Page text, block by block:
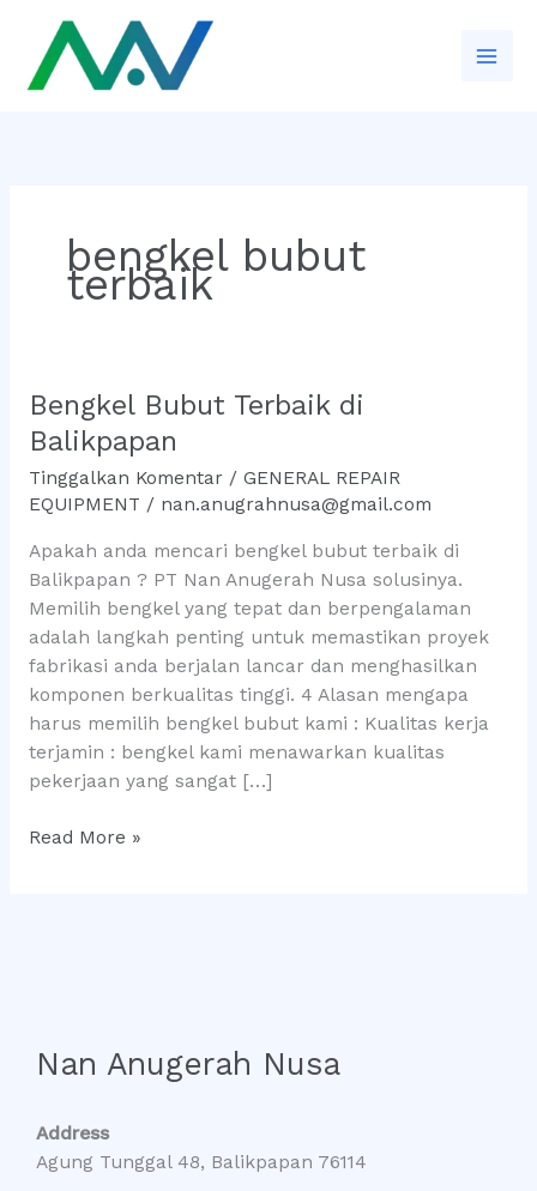
konten
bengkel bubut
terbaik
Bengkel Bubut Terbaik di
Balikpapan
Tinggalkan Komentar / GENERAL REPAIR
EQUIPMENT / nan.anugrahnusa@gmail.com
Apakah anda mencari bengkel bubut terbaik di
Balikpapan ? PT Nan Anugerah Nusa solusinya.
Memilih bengkel yang tepat dan berpengalaman
adalah langkah penting untuk memastikan proyek
fabrikasi anda berjalan lancar dan menghasilkan
komponen berkualitas tinggi. 4 Alasan mengapa
harus memilih bengkel bubut kami : Kualitas kerja
terjamin : bengkel kami menawarkan kualitas
pekerjaan yang sangat […]
Bengkel
Bubut
Terbaik
di
Balikpapan
Read More »
Nan Anugerah Nusa
Address
Agung Tunggal 48, Balikpapan 76114